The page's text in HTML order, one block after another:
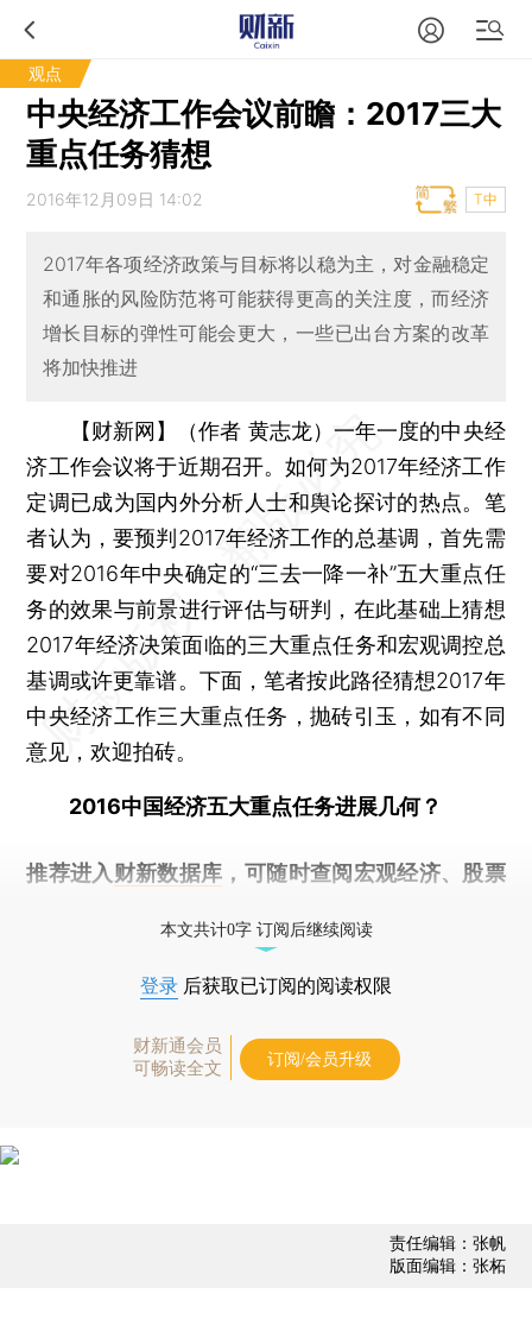
观点
中央经济工作会议前瞻：2017三大
重点任务猜想
2016年12月09日 14:02 T中
2017年各项经济政策与目标将以稳为主，对金融稳定
和通胀的风险防范将可能获得更高的关注度，而经济
增长目标的弹性可能会更大，一些已出台方案的改革
将加快推进
【财新网】（作者 黄志龙） 一年一度的中央经
济工作会议将于近期召开。如何为2017年经济工作
定调已成为国内外分析人士和舆论探讨的热点。笔
者认为，要预判2017年经济工作的总基调，首先需
要对2016年中央确定的“三去一降一补”五大重点任
务的效果与前景进行评估与研判，在此基础上猜想
2017年经济决策面临的三大重点任务和宏观调控总
基调或许更靠谱。下面，笔者按此路径猜想2017年
中央经济工作三大重点任务，抛砖引玉，如有不同
意见，欢迎拍砖。
2016中国经济五大重点任务进展几何？
推荐进入 财新数据库 ，可随时查阅宏观经济、股票
本文共计0字 订阅后继续阅读
登录 后获取已订阅的阅读权限
财新通会员
可畅读全文
订阅/会员升级
责任编辑：张帆
版面编辑：张柘